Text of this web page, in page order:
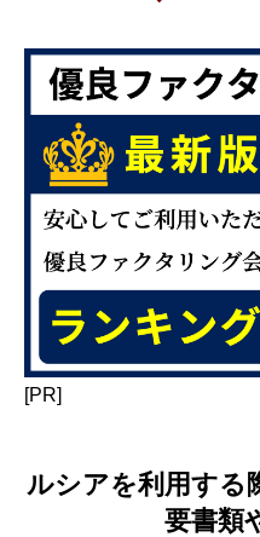
[PR]
ルシアを利用する
要書類